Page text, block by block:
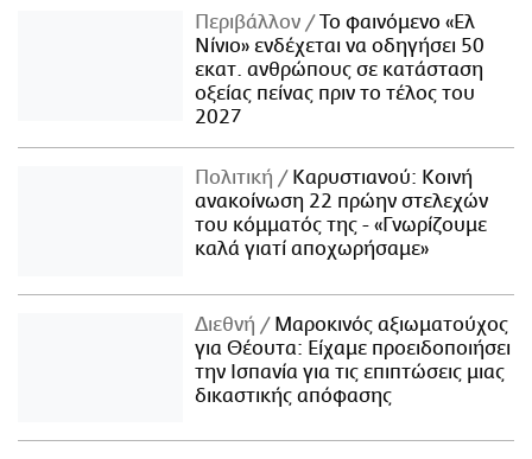
Περιβάλλον
Το φαινόμενο «Ελ
Νίνιο» ενδέχεται να οδηγήσει 50
εκατ. ανθρώπους σε κατάσταση
οξείας πείνας πριν το τέλος του
2027
Πολιτική
Καρυστιανού: Κοινή
ανακοίνωση 22 πρώην στελεχών
του κόμματός της - «Γνωρίζουμε
καλά γιατί αποχωρήσαμε»
Διεθνή
Μαροκινός αξιωματούχος
για Θέουτα: Είχαμε προειδοποιήσει
την Ισπανία για τις επιπτώσεις μιας
δικαστικής απόφασης